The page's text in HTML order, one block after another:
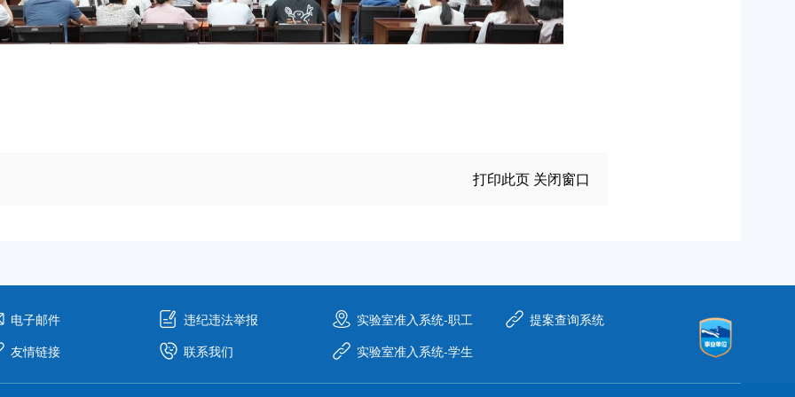
打印此页 关闭窗口
电子邮件 违纪违法举报 实验室准入系统-职工
提案查询系统
友情链接
联系我们 实验室准入系统-学生